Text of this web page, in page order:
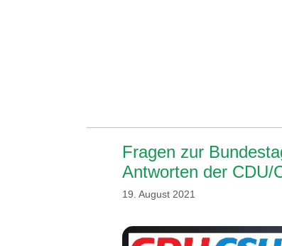
Fragen zur
Antworten der CDU/
19. August 2021